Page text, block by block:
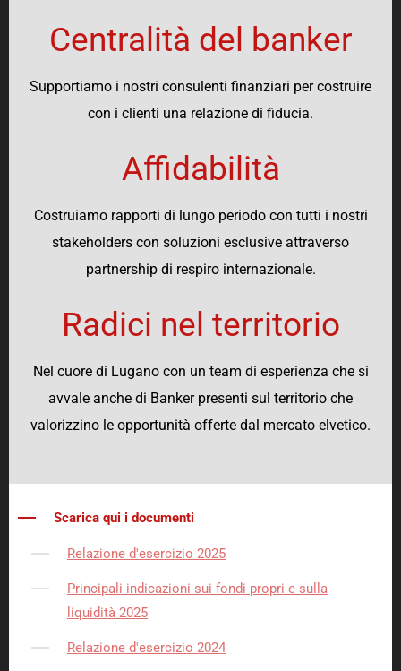
Centralità del banker
Supportiamo i nostri consulenti finanziari per costruire
con i clienti una relazione di fiducia.
Affidabilità
Costruiamo rapporti di lungo periodo con tutti i nostri
stakeholders con soluzioni esclusive attraverso
partnership di respiro internazionale.
Radici nel territorio
Nel cuore di Lugano con un team di esperienza che si
avvale anche di Banker presenti sul territorio che
valorizzino le opportunità offerte dal mercato elvetico.
Scarica qui i documenti
Relazione d'esercizio 2025
Principali indicazioni sui fondi propri e sulla
liquidità 2025
Relazione d'esercizio 2024